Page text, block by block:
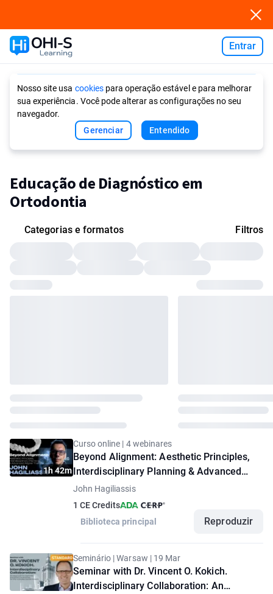
Entrar
Nosso site usa cookiespara operação estável e para melhorar
sua experiência. Você pode alterar as configurações no seu
navegador.
Gerenciar
Entendido
Educação de Diagnóstico em
Ortodontia
Categorias e formatos Filtros
1h 42m
Curso online | 4 webinares
Beyond Alignment: Aesthetic Principles,
Interdisciplinary Planning & Advanced
Aligner Therapy
John Hagiliassis
1 CE Credits
Biblioteca principal
Reproduzir
Seminário | Warsaw | 19 Mar
Seminar with Dr. Vincent O. Kokich.
Interdisciplinary Collaboration: An